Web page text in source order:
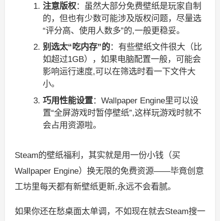
注意版权：虽然大部分免费壁纸是玩家自制
的，但也有少数可能涉及版权问题，尽量选
“评分高、使用人数多”的,一般更稳妥。
别选太“吃内存”的：有些壁纸文件很大（比
如超过1GB），如果电脑配置一般，可能会
影响运行速度,可以在筛选时看一下文件大
小。
巧用性能设置：Wallpaper Engine里可以设
置“全屏游戏时暂停壁纸”,这样玩游戏时就不
会占用资源啦。
Steam的壁纸福利，其实就是用一份小钱（买
Wallpaper Engine）换无限的免费资源——毕竟创意
工坊里每天都有新壁纸更新,永远不会看腻。
如果你还在愁桌面太单调，不如现在就去Steam搜一